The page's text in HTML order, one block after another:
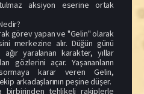
aksiyon eserine ortak
görev yapan ve "Gelin" olarak
merkezine alır. Düğün günü
ağır yaralanan karakter, yıllar
gözlerini açar. Yaşananların
karar veren Gelin,
arkadaşlarının peşine düşer.
birbirinden tehlikeli rakiplerle